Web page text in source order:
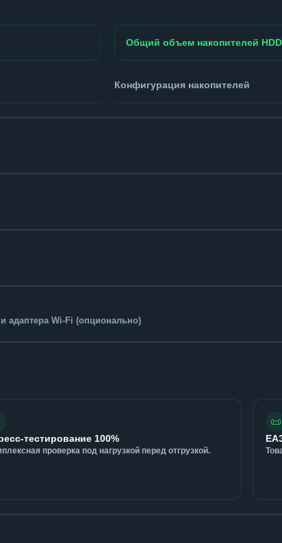
Общий объем накопителей HDD
Конфигурация накопителей
адаптера Wi-Fi (опционально)
тестирование 100%
проверка под нагрузкой перед отгрузкой.
📜